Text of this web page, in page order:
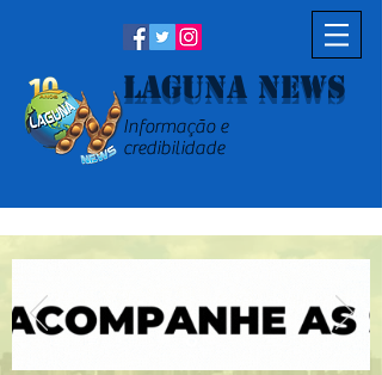
Laguna News
Informação e
credibilidade